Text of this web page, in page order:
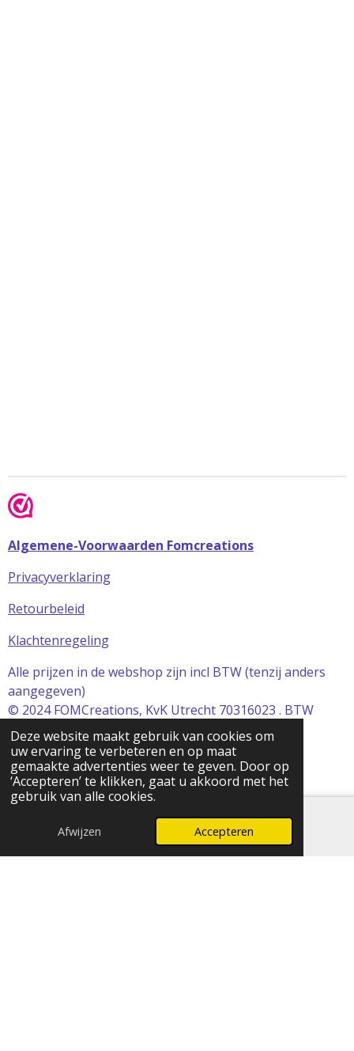
Deze website maakt gebruik van cookies om
uw ervaring te verbeteren en op maat
gemaakte advertenties weer te geven. Door op
‘Accepteren’ te klikken, gaat u akkoord met het
gebruik van alle cookies.
Afwijzen Accepteren
Algemene-Voorwaarden Fomcreations
Privacyverklaring
Retourbeleid
Klachtenregeling
Alle prijzen in de webshop zijn incl BTW (tenzij anders
aangegeven)
© 2024 FOMCreations, KvK Utrecht 70316023 . BTW
NL858256356B01
Powered byJouwWeb
E-mailadres